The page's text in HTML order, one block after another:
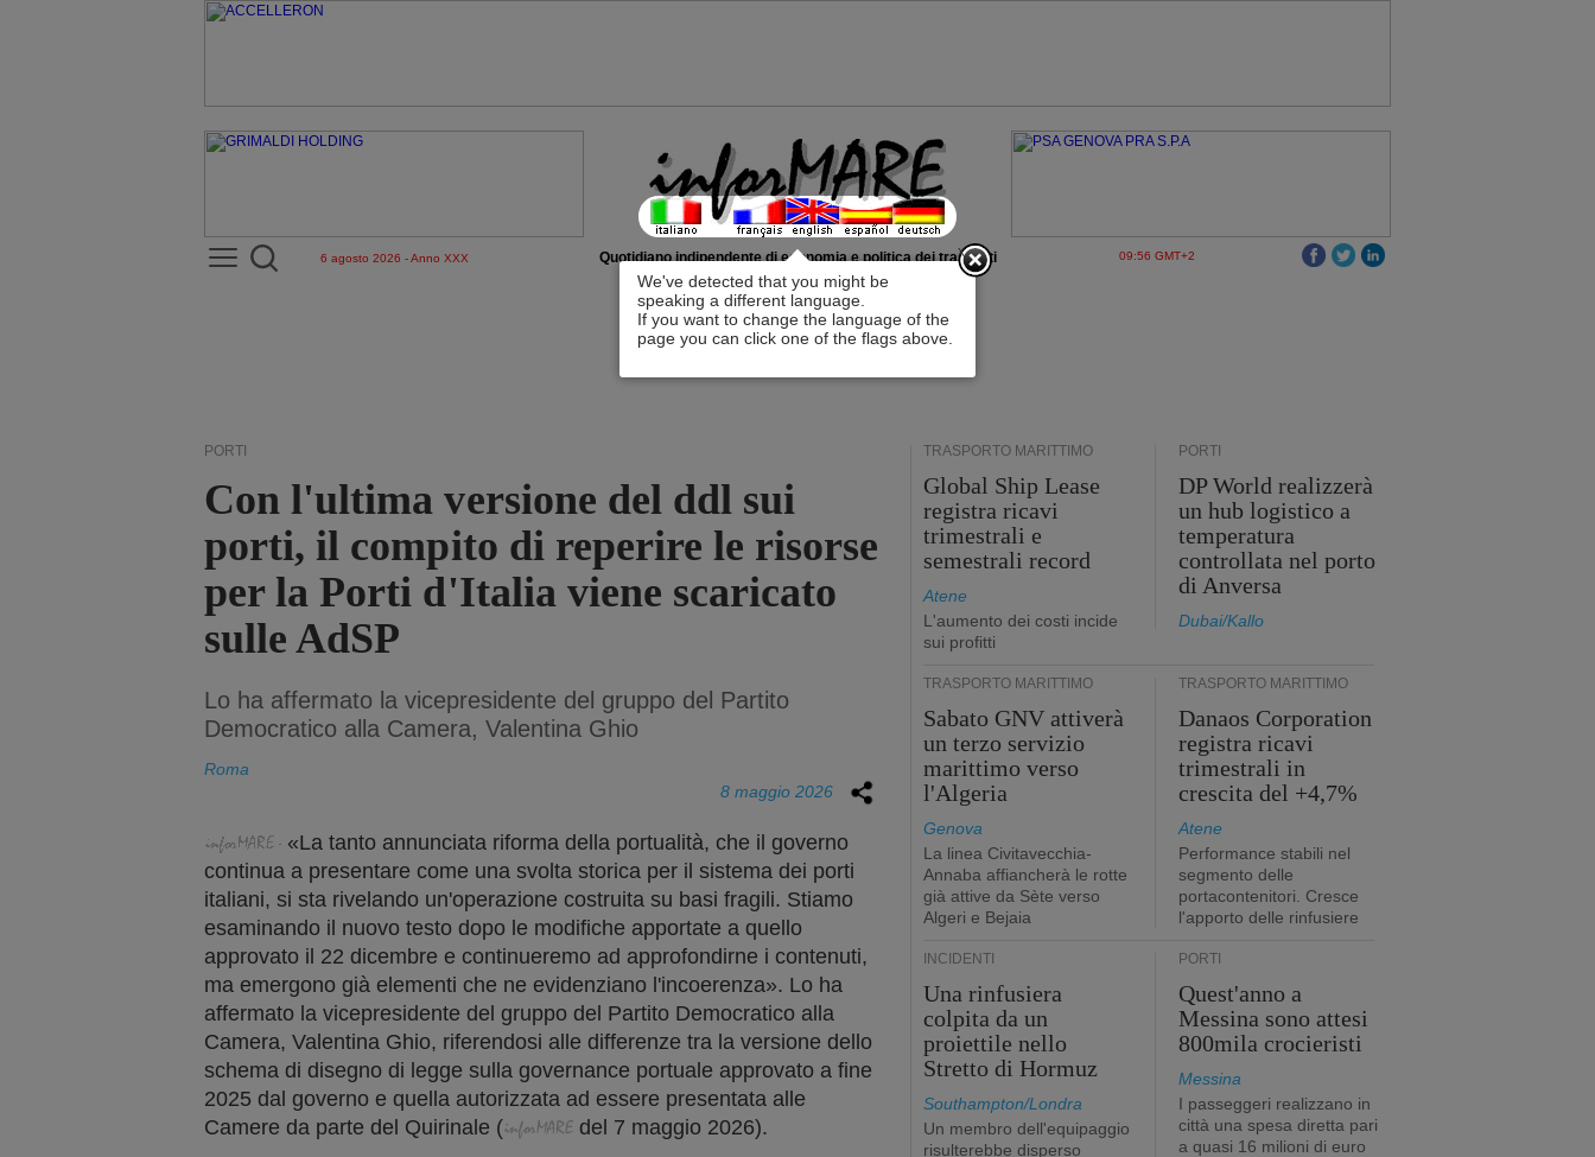
We've detected that you might be
speaking a different language.
If you want to change the language of the
page you can click one of the flags above.
x
6 agosto 2026 - Anno XXX Quotidiano indipendente di economia e politica dei trasporti 09:56 GMT+2
PORTI
Con l'ultima versione del ddl sui
porti, il compito di reperire le risorse
per la Porti d'Italia viene scaricato
sulle AdSP
Lo ha affermato la vicepresidente del gruppo del Partito
Democratico alla Camera, Valentina Ghio
Roma
8 maggio 2026
«La tanto annunciata riforma della portualità, che il governo
continua a presentare come una svolta storica per il sistema dei porti
italiani, si sta rivelando un'operazione costruita su basi fragili. Stiamo
esaminando il nuovo testo dopo le modifiche apportate a quello
approvato il 22 dicembre e continueremo ad approfondirne i contenuti,
ma emergono già elementi che ne evidenziano l'incoerenza». Lo ha
affermato la vicepresidente del gruppo del Partito Democratico alla
Camera, Valentina Ghio, riferendosi alle differenze tra la versione dello
schema di disegno di legge sulla governance portuale approvato a fine
2025 dal governo e quella autorizzata ad essere presentata alle
Camere da parte del Quirinale ( del 7 maggio 2026).
TRASPORTO MARITTIMO
Global Ship Lease
registra ricavi
trimestrali e
semestrali record
Atene
L'aumento dei costi incide
sui profitti
PORTI
DP World realizzerà
un hub logistico a
temperatura
controllata nel porto
di Anversa
Dubai/Kallo
TRASPORTO MARITTIMO
Sabato GNV attiverà
un terzo servizio
marittimo verso
l'Algeria
Genova
La linea Civitavecchia-
Annaba affiancherà le rotte
già attive da Sète verso
Algeri e Bejaia
TRASPORTO MARITTIMO
Danaos Corporation
registra ricavi
trimestrali in
crescita del +4,7%
Atene
Performance stabili nel
segmento delle
portacontenitori. Cresce
l'apporto delle rinfusiere
INCIDENTI
Una rinfusiera
colpita da un
proiettile nello
Stretto di Hormuz
Southampton/Londra
Un membro dell'equipaggio
risulterebbe disperso
PORTI
Quest'anno a
Messina sono attesi
800mila crocieristi
Messina
I passeggeri realizzano in
città una spesa diretta pari
a quasi 16 milioni di euro